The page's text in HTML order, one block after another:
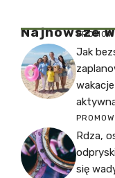
Najnowsze
Jak
Rdza,
się